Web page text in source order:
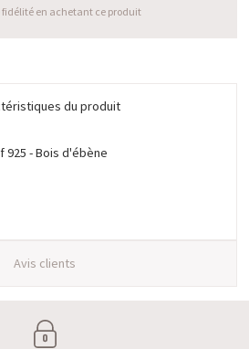
fidélité en achetant ce produit
du produit
925 - Bois d'ébène
Avis clients